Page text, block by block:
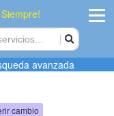
Siempre!
Agregar
avanzada
cambio